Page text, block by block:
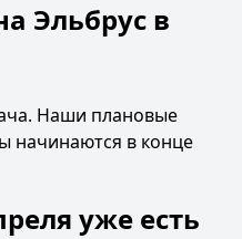
Эльбрус в
Наши плановые
начинаются в конце
уже есть